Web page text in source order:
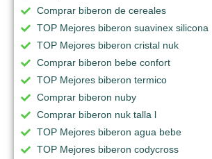
Comprar biberon de cereales
TOP Mejores biberon suavinex silicona
TOP Mejores biberon cristal nuk
Comprar biberon bebe confort
TOP Mejores biberon termico
Comprar biberon nuby
Comprar biberon nuk talla l
TOP Mejores biberon agua bebe
TOP Mejores biberon codycross